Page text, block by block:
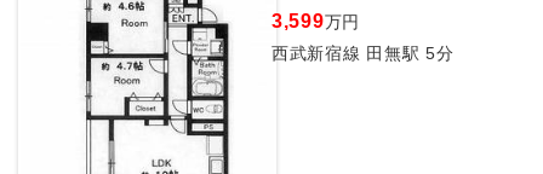
3,599万円
西武新宿線 田無駅 5分